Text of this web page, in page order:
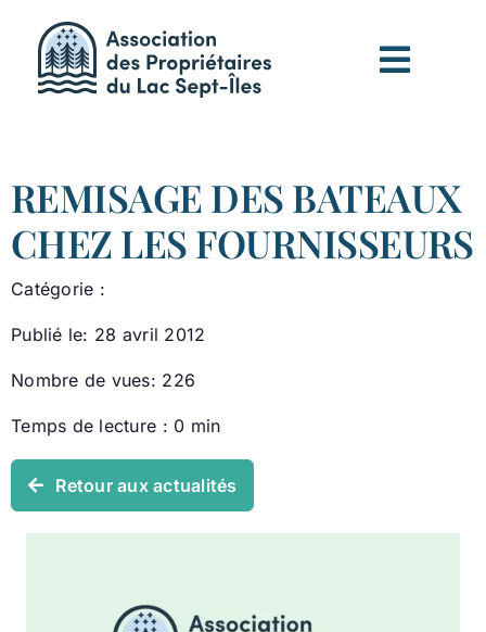
contenu
REMISAGE DES BATEAUX
CHEZ LES FOURNISSEURS
Catégorie :
Publié le: 28 avril 2012
Nombre de vues: 226
Temps de lecture : 0 min
Retour aux actualités